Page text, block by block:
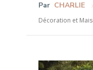
Par CHARLIE
Décoration et